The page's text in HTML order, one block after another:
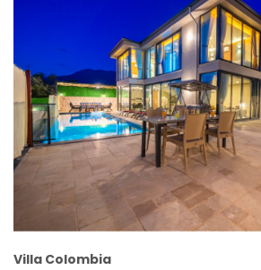
Rezervasyon
Villa Colombia